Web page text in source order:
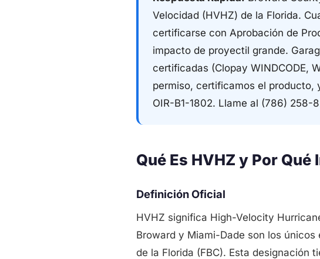
Velocidad (HVHZ) de la Florida.
certificarse con Aprobación de
impacto de proyectil grande.
certificadas (Clopay WINDCODE,
permiso, certificamos el producto,
OIR-B1-1802. Llame al (786) 258-
Qué Es HVHZ y Por Qué
Definición Oficial
HVHZ significa High-Velocity
Broward y Miami-Dade son los
de la Florida (FBC). Esta designación